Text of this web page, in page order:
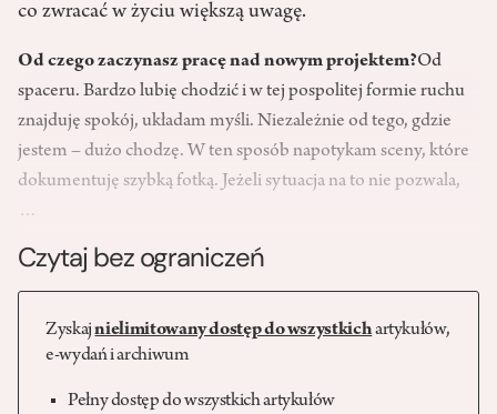
co zwracać w życiu większą uwagę.
Od czego zaczynasz pracę nad nowym projektem?Od
spaceru. Bardzo lubię chodzić i w tej pospolitej formie ruchu
znajduję spokój, układam myśli. Niezależnie od tego, gdzie
jestem – dużo chodzę. W ten sposób napotykam sceny, które
dokumentuję szybką fotką. Jeżeli sytuacja na to nie pozwala,
…
Czytaj bez ograniczeń
Zyskajnielimitowany dostęp do wszystkichartykułów,
e-wydań i archiwum
Pełny dostęp do wszystkich artykułów